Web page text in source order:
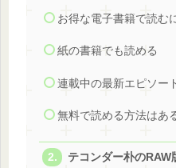
お得な電子書籍で読む
紙の書籍でも読める
連載中の最新エピソー
無料で読める方法はあ
テコンダー朴のRAW